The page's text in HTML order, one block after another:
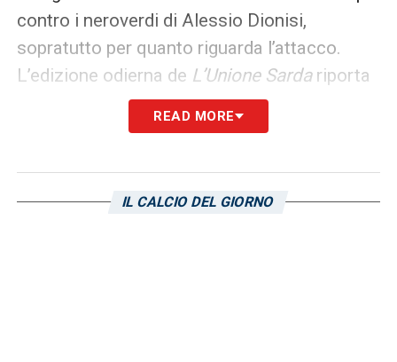
contro i neroverdi di Alessio Dionisi,
sopratutto per quanto riguarda l’attacco.
L’edizione odierna de L’Unione Sardariporta
che i favoriti per giocare nel reparto
Sir Claudio Ranieri
Pavoletti, Petagna e Shomurodov!
READ MORE
IL CALCIO DEL GIORNO